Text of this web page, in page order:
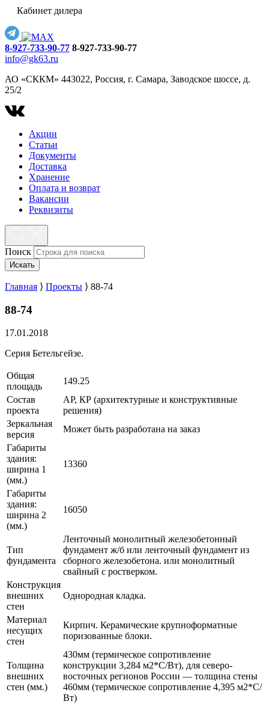
Кабинет дилера
8-927-733-90-77 8-927-733-90-77
info@gk63.ru
АО «СККМ» 443022, Россия, г. Самара, Заводское шоссе, д.
25/2
Акции
Статьи
Документы
Доставка
Хранение
Оплата и возврат
Вакансии
Реквизиты
Поиск
Искать
Главная ⟩ Проекты ⟩ 88-74
88-74
17.01.2018
Серия Бетельгейзе.
Общая
площадь
149.25
Состав
проекта
АР, КР (архитектурные и конструктивные
решения)
Зеркальная
версия
Может быть разработана на заказ
Габариты
здания:
ширина 1
(мм.)
13360
Габариты
здания:
ширина 2
(мм.)
16050
Тип
фундамента
Ленточный монолитный железобетонный
фундамент ж/б или ленточный фундамент из
сборного железобетона. или монолитный
свайный с ростверком.
Конструкция
внешних
стен
Однородная кладка.
Материал
несущих
стен
Кирпич. Керамические крупноформатные
поризованные блоки.
Толщина
внешних
стен (мм.)
430мм (термическое сопротивление
конструкции 3,284 м2*С/Вт), для северо-
восточных регионов России — толщина стены
460мм (термическое сопротивление 4,395 м2*С/
Вт)